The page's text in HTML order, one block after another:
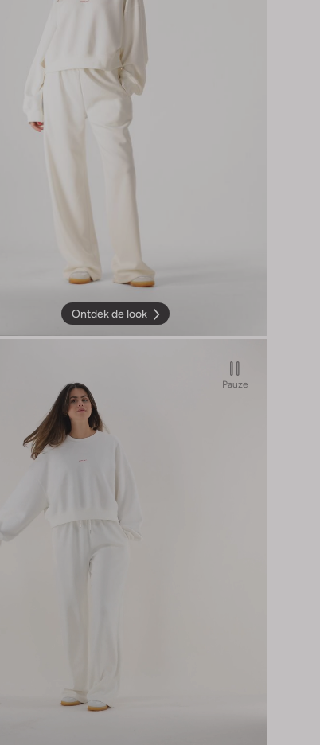
Ontdek de look
Pauze